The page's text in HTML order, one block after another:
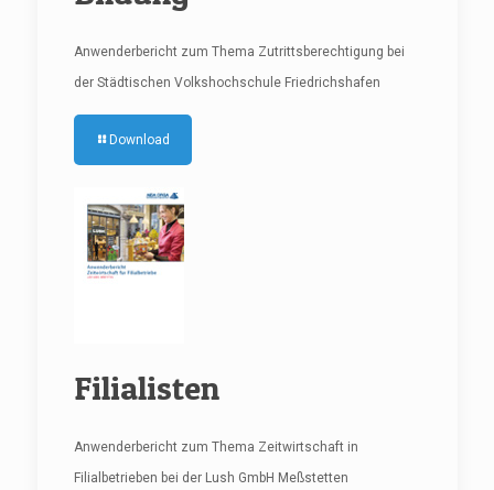
Anwenderbericht zum Thema Zutrittsberechtigung bei
der Städtischen Volkshochschule Friedrichshafen
Download
Filialisten
Anwenderbericht zum Thema Zeitwirtschaft in
Filialbetrieben bei der Lush GmbH Meßstetten